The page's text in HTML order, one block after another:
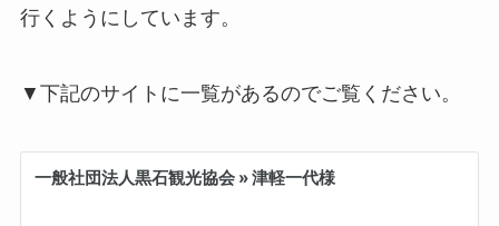
行くようにしています。
▼下記のサイトに一覧があるのでご覧ください。